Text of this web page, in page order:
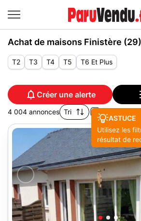
Achat de maisons Finistère (29)
T2 T3 T4 T5 T6 Et Plus
Créer une alerte
ASTUCE
Utilisez les
résultat de
4 004 annonces Tri